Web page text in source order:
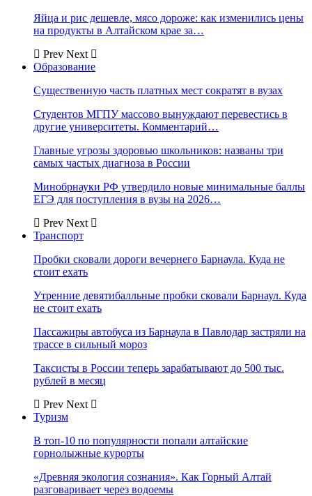
Яйца и рис дешевле, мясо дороже: как изменились цены
на продукты в Алтайском крае за…
Prev Next
Образование
Существенную часть платных мест сократят в вузах
Студентов МГПУ массово вынуждают перевестись в
другие университеты. Комментарий…
Главные угрозы здоровью школьников: названы три
самых частых диагноза в России
Минобрнауки РФ утвердило новые минимальные баллы
ЕГЭ для поступления в вузы на 2026…
Prev Next
Транспорт
Пробки сковали дороги вечернего Барнаула. Куда не
стоит ехать
Утренние девятибалльные пробки сковали Барнаул. Куда
не стоит ехать
Пассажиры автобуса из Барнаула в Павлодар застряли на
трассе в сильный мороз
Таксисты в России теперь зарабатывают до 500 тыс.
рублей в месяц
Prev Next
Туризм
В топ-10 по популярности попали алтайские
горнолыжные курорты
«Древняя экология сознания». Как Горный Алтай
разговаривает через водоемы